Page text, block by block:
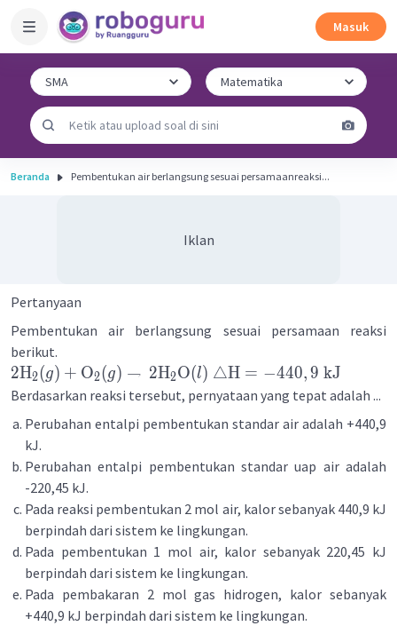
Masuk
Beranda Pembentukan air berlangsung sesuai persamaanreaksi...
Iklan
Pertanyaan
Pembentukan air berlangsung sesuai persamaan reaksi
berikut.
2H2(g) + O2(g) → 2H2O(l) △H = −440,9 kJ
Berdasarkan reaksi tersebut, pernyataan yang tepat adalah ...
Perubahan entalpi pembentukan standar air adalah +440,9
kJ.
Perubahan entalpi pembentukan standar uap air adalah
-220,45 kJ.
Pada reaksi pembentukan 2 mol air, kalor sebanyak 440,9 kJ
berpindah dari sistem ke lingkungan.
Pada pembentukan 1 mol air, kalor sebanyak 220,45 kJ
berpindah dari sistem ke lingkungan.
Pada pembakaran 2 mol gas hidrogen, kalor sebanyak
+440,9 kJ berpindah dari sistem ke lingkungan.